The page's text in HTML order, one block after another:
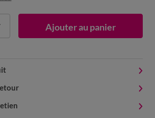
Ajouter au panier